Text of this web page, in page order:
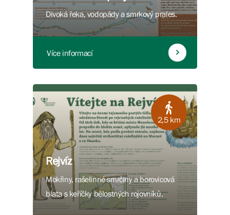
Divoká řeka, vodopády a smrkový prales.
Více informací
2,5 km
Rejvíz
Mokřiny, rašelinné smrčiny a borovicová
blata s keříčky bělostných rojovníků.